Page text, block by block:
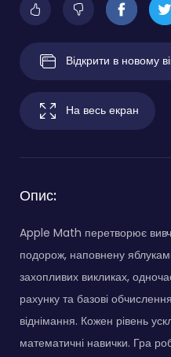
Відкрити в новому
На весь екран
Опис:
Apple Math перетворює
подорож, наповнену
захопливих викликах,
рахунку та базові
віднімання. Кожен рівень
математичні навички. Гра